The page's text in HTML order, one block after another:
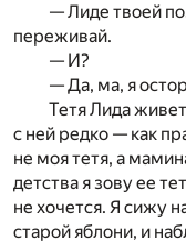
— Лиде твоей
переживай.
— И?
— Да, ма, я
Тетя Лида
с ней редко — как
не моя тетя, а
детства я зову ее
не хочется. Я сижу
старой яблони, и